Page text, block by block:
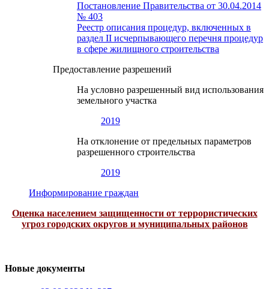
Постановление Правительства от 30.04.2014
№ 403
Реестр описания процедур, включенных в
раздел II исчерпывающего перечня процедур
в сфере жилищного строительства
Предоставление разрешений
На условно разрешенный вид использования
земельного участка
2019
На отклонение от предельных параметров
разрешенного строительства
2019
Информирование граждан
Оценка населением защищенности от террористических
угроз городских округов и муниципальных районов
Новые документы